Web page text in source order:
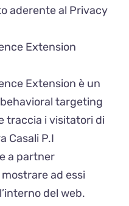
aderente al Privacy
Extension
Extension è un
targeting
traccia i visitatori di
Casali P.I
a partner
ad essi
del web.